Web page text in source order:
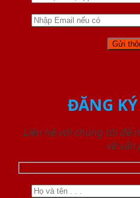
ĐĂNG
Liên hệ với chúng tôi để
về sản